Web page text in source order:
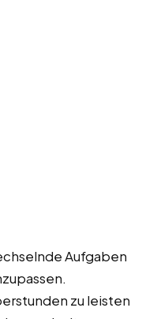
Aufgaben
zu leisten